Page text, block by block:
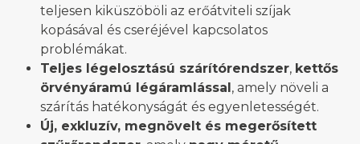
teljesen kiküszöböli az erőátviteli szíjak
kopásával és cseréjével kapcsolatos
problémákat.
Teljes légelosztású szárítórendszer, kettős
örvényáramú légáramlással, amely növeli a
szárítás hatékonyságát és egyenletességét.
Új, exkluzív, megnövelt és megerősített